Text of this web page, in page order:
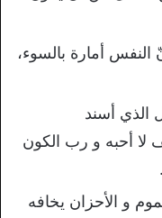
أمارة بالسوء،
الذي أسند
لا أحبه و رب الكون
و الأحزان يخافه